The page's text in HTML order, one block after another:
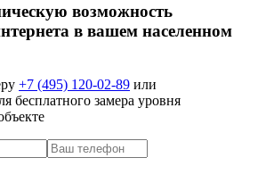
возможность
в вашем населенном
+7 (495) 120-02-89 или
бесплатного замера уровня